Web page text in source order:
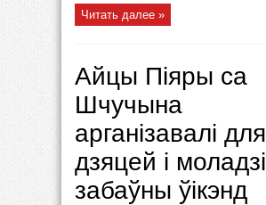
Читать далее »
Айцы Піяры са
Шчучына
арганізавалі для
дзяцей і моладзі
забаўны ўікэнд